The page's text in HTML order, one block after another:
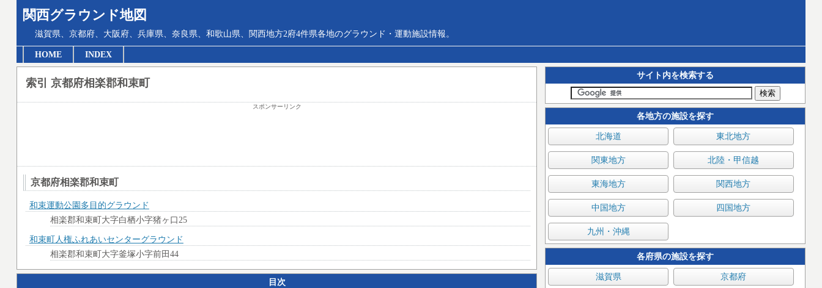
関西グラウンド地図
滋賀県、京都府、大阪府、兵庫県、奈良県、和歌山県、関西地方2府4件県各地のグラウンド・運動施設情報。
HOME INDEX
サイト内を検索する
各地方の施設を探す
北海道 東北地方
関東地方 北陸・甲信越
東海地方 関西地方
中国地方 四国地方
九州・沖縄
各府県の施設を探す
滋賀県 京都府
索引 京都府相楽郡和束町
スポンサーリンク
京都府相楽郡和束町
和束運動公園多目的グラウンド
相楽郡和束町大字白栖小字猪ヶ口25
和束町人権ふれあいセンターグラウンド
相楽郡和束町大字釜塚小字前田44
目次